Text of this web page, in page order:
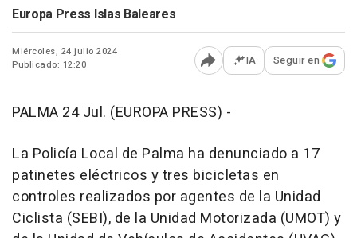
Europa Press Islas Baleares
Miércoles, 24 julio 2024
Publicado: 12:20
Abrir opciones para
IA Seguir en
PALMA 24 Jul. (EUROPA PRESS) -
La Policía Local de Palma ha denunciado a 17
patinetes eléctricos y tres bicicletas en
controles realizados por agentes de la Unidad
Ciclista (SEBI), de la Unidad Motorizada (UMOT) y